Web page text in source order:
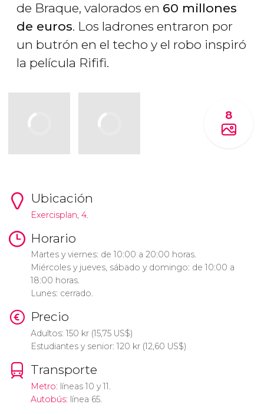
de Braque, valorados en 60 millones
de euros. Los ladrones entraron por
un butrón en el techo y el robo inspiró
la película Rififi.
8
Ubicación
Exercisplan, 4.
Horario
Martes y viernes: de 10:00 a 20:00 horas.
Miércoles y jueves, sábado y domingo: de 10:00 a
18:00 horas.
Lunes: cerrado.
Precio
Adultos: 150 kr(15,75 US$)
Estudiantes y senior: 120 kr(12,60 US$)
Transporte
Metro: líneas 10 y 11.
Autobús: línea 65.